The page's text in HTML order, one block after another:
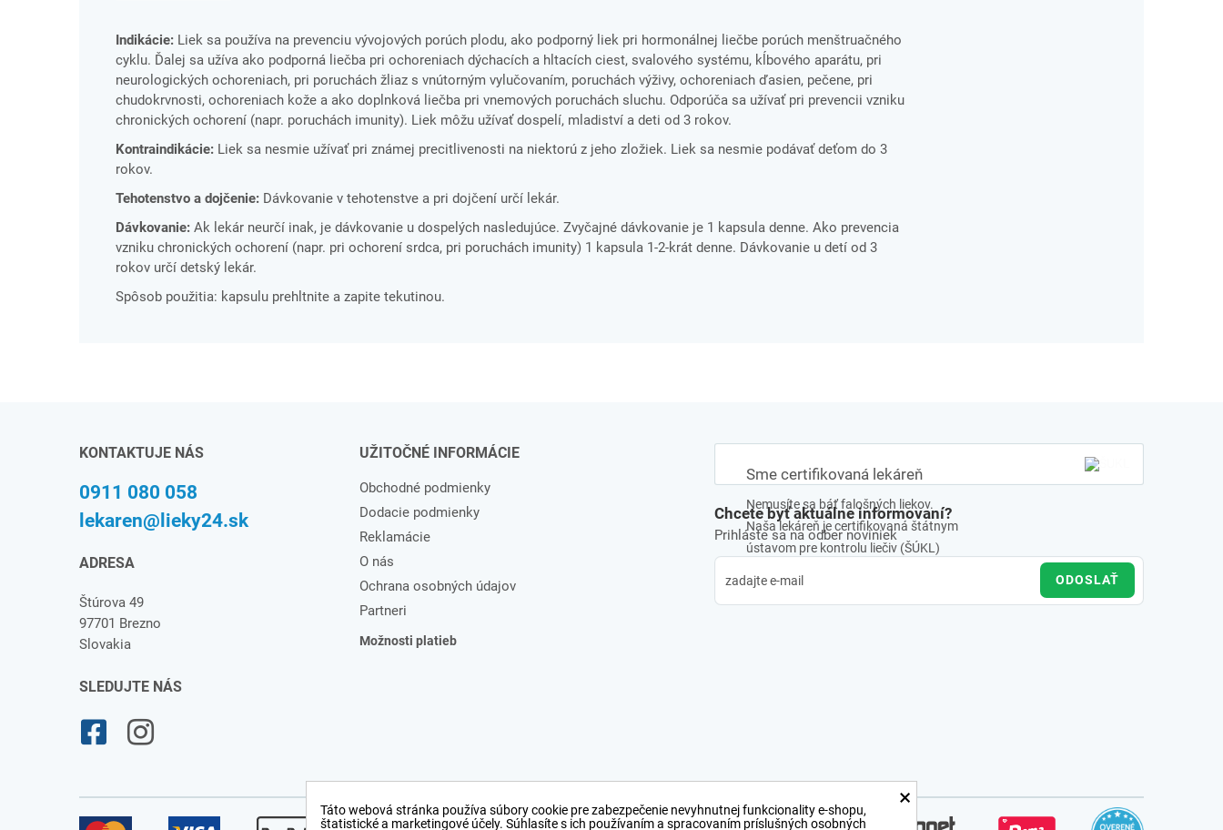
Indikácie: Liek sa používa na prevenciu vývojových porúch plodu, ako podporný liek pri hormonálnej liečbe porúch menštruačného
cyklu. Ďalej sa užíva ako podporná liečba pri ochoreniach dýchacích a hltacích ciest, svalového systému, kĺbového aparátu, pri
neurologických ochoreniach, pri poruchách žliaz s vnútorným vylučovaním, poruchách výživy, ochoreniach ďasien, pečene, pri
chudokrvnosti, ochoreniach kože a ako doplnková liečba pri vnemových poruchách sluchu. Odporúča sa užívať pri prevencii vzniku
chronických ochorení (napr. poruchách imunity). Liek môžu užívať dospelí, mladiství a deti od 3 rokov.
Kontraindikácie: Liek sa nesmie užívať pri známej precitlivenosti na niektorú z jeho zložiek. Liek sa nesmie podávať deťom do 3
rokov.
Tehotenstvo a dojčenie: Dávkovanie v tehotenstve a pri dojčení určí lekár.
Dávkovanie: Ak lekár neurčí inak, je dávkovanie u dospelých nasledujúce. Zvyčajné dávkovanie je 1 kapsula denne. Ako prevencia
vzniku chronických ochorení (napr. pri ochorení srdca, pri poruchách imunity) 1 kapsula 1-2-krát denne. Dávkovanie u detí od 3
rokov určí detský lekár.
Spôsob použitia: kapsulu prehltnite a zapite tekutinou.
Sme certifikovaná lekáreň
Nemusíte sa báť falošných liekov.
Naša lekáreň je certifikovaná štátnym
ústavom pre kontrolu liečiv (ŠÚKL)
KONTAKTUJE NÁS
0911 080 058
lekaren@lieky24.sk
ADRESA
Štúrova 49
97701 Brezno
Slovakia
SLEDUJTE NÁS
UŽITOČNÉ INFORMÁCIE
Obchodné podmienky
Dodacie podmienky
Reklamácie
O nás
Ochrana osobných údajov
Partneri
Možnosti platieb
Chcete byť aktuálne informovaní?
Prihláste sa na odber noviniek
ODOSLAŤ
×
Táto webová stránka používa súbory cookie pre zabezpečenie nevyhnutnej funkcionality e-shopu,
štatistické a marketingové účely. Súhlasíte s ich používaním a spracovaním príslušných osobných